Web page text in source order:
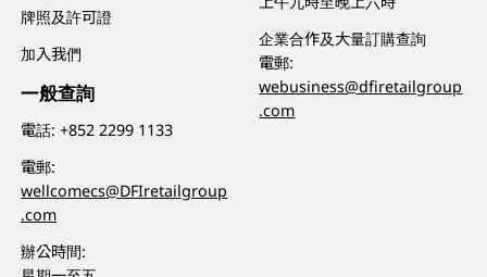
牌照及許可證
加入我們
一般查詢
電話:+852 2299 1133
電郵:
wellcomecs@DFIretailgroup
.com
辦公時間:
企業合作及大量訂購查詢
電郵:
webusiness@dfiretailgroup
.com